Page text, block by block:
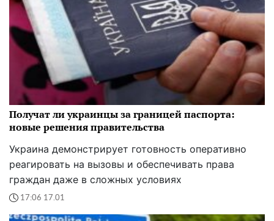
Получат ли украинцы за границей паспорта:
новые решения правительства
Украина демонстрирует готовность оперативно
реагировать на вызовы и обеспечивать права
граждан даже в сложных условиях
17:06 17.01